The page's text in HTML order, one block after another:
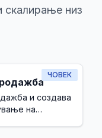
скалирање низ
ЧОВЕК
и создава
на